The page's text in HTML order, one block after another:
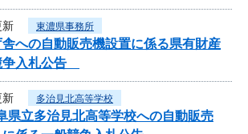
新 東濃県事務所
への自動販売機設置に係る県有財産
争入札公告
新 多治見北高等学校
県立多治見北高等学校への自動販売